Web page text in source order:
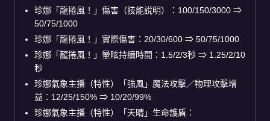
珍娜「龍捲風！」傷害（技能說明）：100/150/3000 ⇒
50/75/1000
珍娜「龍捲風！」實際傷害：20/30/600 ⇒ 50/75/1000
珍娜「龍捲風！」暈眩持續時間：1.5/2/3秒 ⇒ 1.25/2/10
秒
珍娜氣象主播（特性）「強風」魔法攻擊／物理攻擊增
益：12/25/150% ⇒ 10/20/99%
珍娜氣象主播（特性）「天晴」生命護盾：